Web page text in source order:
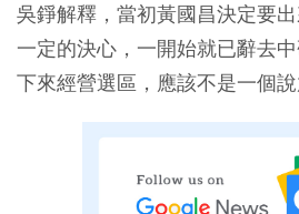
吳錚解釋，當初黃國昌決定要
一定的決心，一開始就已辭去
下來經營選區，應該不是一個說